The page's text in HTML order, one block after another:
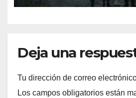
Deja una
Tu dirección de correo
Los campos obligatorios están